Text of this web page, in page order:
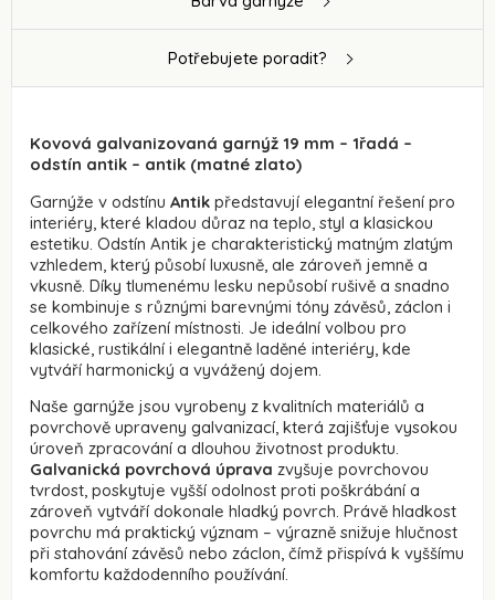
Potřebujete poradit?
Kovová galvanizovaná garnýž 19 mm – 1řadá –
odstín antik – antik (matné zlato)
Garnýže v odstínu Antik představují elegantní řešení pro
interiéry, které kladou důraz na teplo, styl a klasickou
estetiku. Odstín Antik je charakteristický matným zlatým
vzhledem, který působí luxusně, ale zároveň jemně a
vkusně. Díky tlumenému lesku nepůsobí rušivě a snadno
se kombinuje s různými barevnými tóny závěsů, záclon i
celkového zařízení místnosti. Je ideální volbou pro
klasické, rustikální i elegantně laděné interiéry, kde
vytváří harmonický a vyvážený dojem.
Naše garnýže jsou vyrobeny z kvalitních materiálů a
povrchově upraveny galvanizací, která zajišťuje vysokou
úroveň zpracování a dlouhou životnost produktu.
Galvanická povrchová úprava zvyšuje povrchovou
tvrdost, poskytuje vyšší odolnost proti poškrábání a
zároveň vytváří dokonale hladký povrch. Právě hladkost
povrchu má praktický význam – výrazně snižuje hlučnost
při stahování závěsů nebo záclon, čímž přispívá k vyššímu
komfortu každodenního používání.